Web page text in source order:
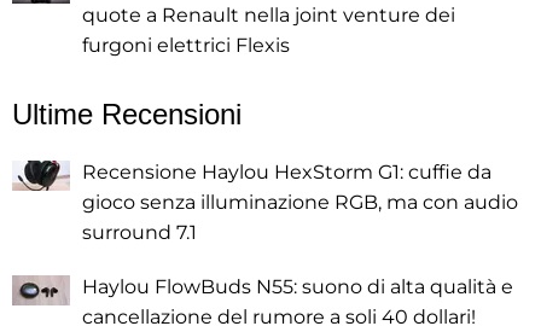
quote a Renault nella joint venture dei
furgoni elettrici Flexis
Ultime Recensioni
Recensione Haylou HexStorm G1: cuffie da
gioco senza illuminazione RGB, ma con audio
surround 7.1
Haylou FlowBuds N55: suono di alta qualità e
cancellazione del rumore a soli 40 dollari!